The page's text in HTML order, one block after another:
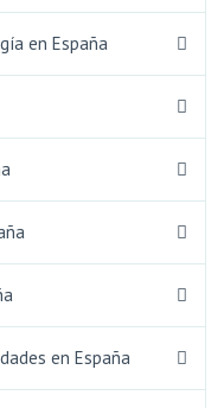
en España
en España